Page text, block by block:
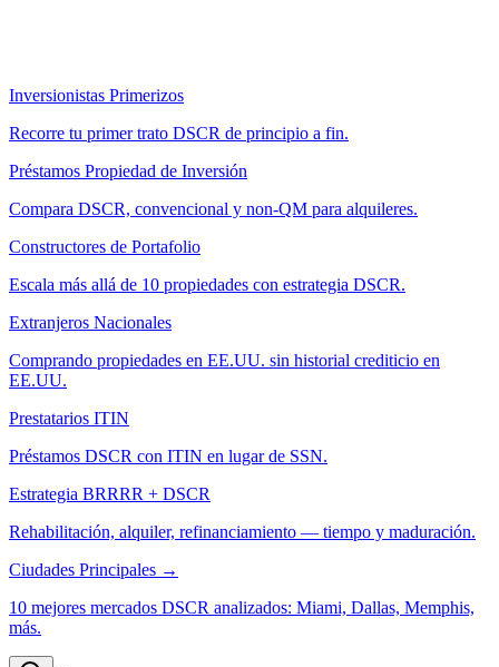
Inversionistas Primerizos
Recorre tu primer trato DSCR de principio a fin.
Préstamos Propiedad de Inversión
Compara DSCR, convencional y non-QM para alquileres.
Constructores de Portafolio
Escala más allá de 10 propiedades con estrategia DSCR.
Extranjeros Nacionales
Comprando propiedades en EE.UU. sin historial crediticio en
EE.UU.
Prestatarios ITIN
Préstamos DSCR con ITIN en lugar de SSN.
Estrategia BRRRR + DSCR
Rehabilitación, alquiler, refinanciamiento — tiempo y maduración.
Ciudades Principales →
10 mejores mercados DSCR analizados: Miami, Dallas, Memphis,
más.